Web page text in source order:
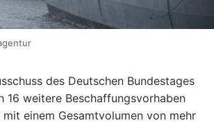
des Deutschen Bundestages
16 weitere Beschaffungsvorhaben
einem Gesamtvolumen von mehr